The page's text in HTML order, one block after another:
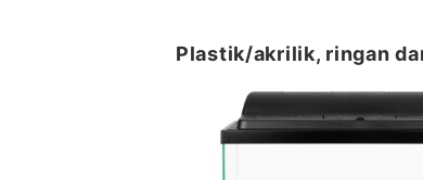
Plastik/akrilik, ringan